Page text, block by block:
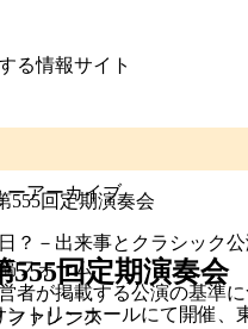
る情報サイト
ーアーカイブ
？－出来事とクラシック公
フォーム
者が掲載する公演の基準
ファレンス
555回定期演奏会
ントリーホールにて開催